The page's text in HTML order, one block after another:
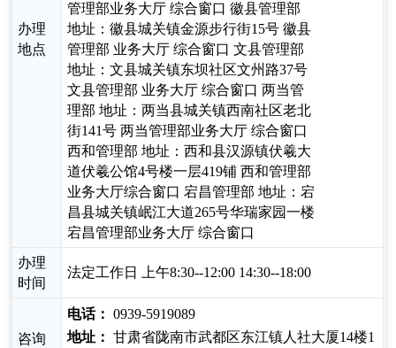
办理
地点
管理部业务大厅 综合窗口 徽县管理部
地址：徽县城关镇金源步行街15号 徽县
管理部 业务大厅 综合窗口 文县管理部
地址：文县城关镇东坝社区文州路37号
文县管理部 业务大厅 综合窗口 两当管
理部 地址：两当县城关镇西南社区老北
街141号 两当管理部业务大厅 综合窗口
西和管理部 地址：西和县汉源镇伏羲大
道伏羲公馆4号楼一层419铺 西和管理部
业务大厅综合窗口 宕昌管理部 地址：宕
昌县城关镇岷江大道265号华瑞家园一楼
宕昌管理部业务大厅 综合窗口
办理
时间
法定工作日 上午8:30--12:00 14:30--18:00
咨询
电话： 0939-5919089
地址： 甘肃省陇南市武都区东江镇人社大厦14楼1